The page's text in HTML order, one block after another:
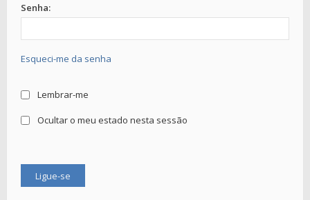
Senha:
Esqueci-me da senha
Lembrar-me
Ocultar o meu estado nesta sessão